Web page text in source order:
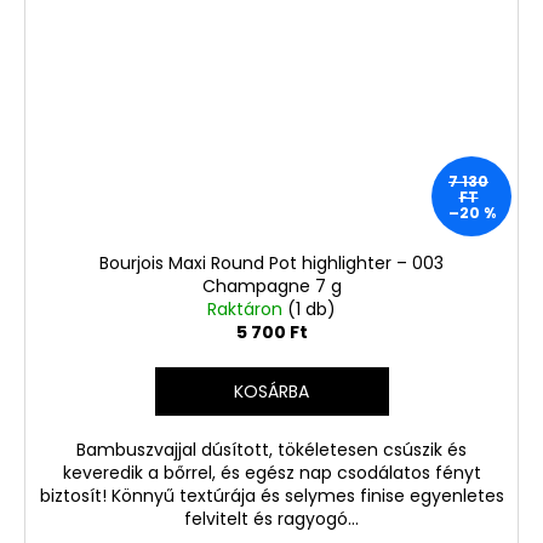
7 130
FT
–20 %
Bourjois Maxi Round Pot highlighter – 003
Champagne 7 g
Raktáron (1 db)
5 700 Ft
KOSÁRBA
Bambuszvajjal dúsított, tökéletesen csúszik és
keveredik a bőrrel, és egész nap csodálatos fényt
biztosít! Könnyű textúrája és selymes finise egyenletes
felvitelt és ragyogó...